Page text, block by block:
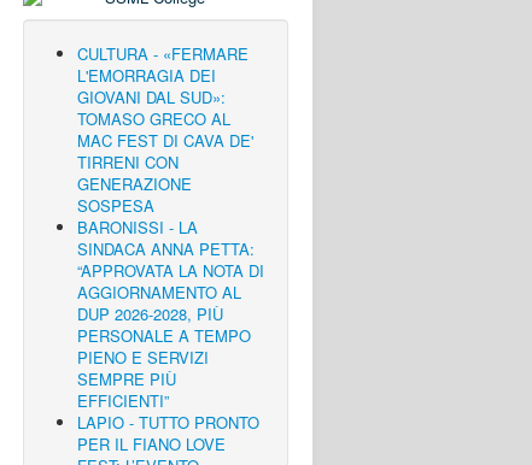
CULTURA - «FERMARE
L'EMORRAGIA DEI
GIOVANI DAL SUD»:
TOMASO GRECO AL
MAC FEST DI CAVA DE'
TIRRENI CON
GENERAZIONE
SOSPESA
BARONISSI - LA
SINDACA ANNA PETTA:
“APPROVATA LA NOTA DI
AGGIORNAMENTO AL
DUP 2026-2028, PIÙ
PERSONALE A TEMPO
PIENO E SERVIZI
SEMPRE PIÙ
EFFICIENTI”
LAPIO - TUTTO PRONTO
PER IL FIANO LOVE